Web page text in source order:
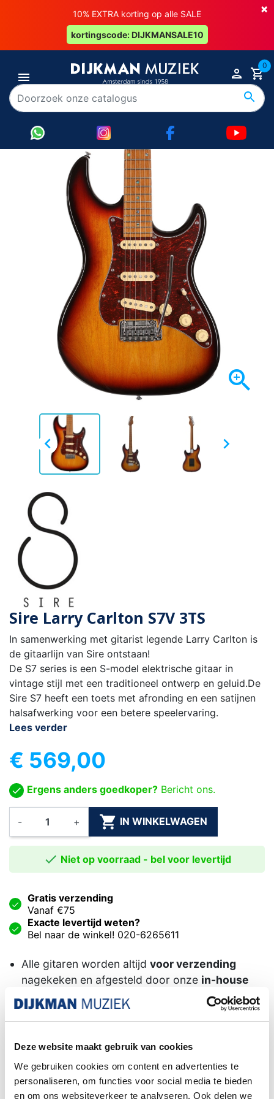
Deze website maakt gebruik van cookies
We gebruiken cookies om content en advertenties te
personaliseren, om functies voor social media te bieden
en om ons websiteverkeer te analyseren. Ook delen we
×
10% EXTRA korting op alle SALE
kortingscode: DIJKMANSALE10
0

 
Sire Larry Carlton S7V 3TS
In samenwerking met gitarist legende Larry Carlton is
de gitaarlijn van Sire ontstaan!
De S7 series is een S-model elektrische gitaar in
vintage stijl met een traditioneel ontwerp en geluid.De
Sire S7 heeft een toets met afronding en een satijnen
halsafwerking voor een betere speelervaring.
Lees verder
€ 569,00
Ergens anders goedkoper? Bericht ons.
- +  IN WINKELWAGEN
 Niet op voorraad - bel voor levertijd
Gratis verzending
Vanaf €75
Exacte levertijd weten?
Bel naar de winkel! 020-6265611
Alle gitaren worden altijd voor verzending
nagekeken en afgesteld door onze in-house
Luthier.
Het kiezen van eenDHL service punt is niet
gitaarbevat. Dit formaat pakket wordt door het
postpunt namelijk niet geaccepteerd.
Familiebedrijf sinds 1958